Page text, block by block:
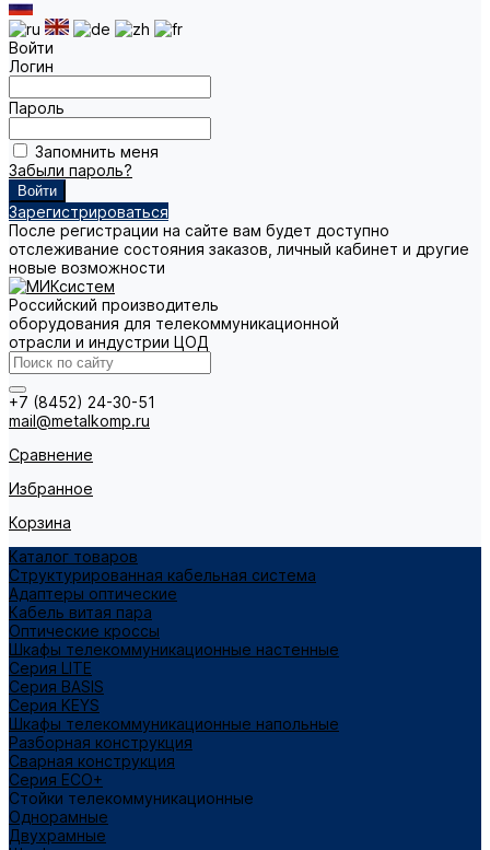
Войти
Логин
Пароль
Запомнить меня
Забыли пароль?
Зарегистрироваться
После регистрации на сайте вам будет доступно
отслеживание состояния заказов, личный кабинет и другие
новые возможности
Российский производитель
оборудования для телекоммуникационной
отрасли и индустрии ЦОД
+7 (8452) 24-30-51
mail@metalkomp.ru
Сравнение
Избранное
Корзина
Каталог товаров
Структурированная кабельная система
Адаптеры оптические
Кабель витая пара
Оптические кроссы
Шкафы телекоммуникационные настенные
Cерия LITE
Cерия BASIS
Cерия KEYS
Шкафы телекоммуникационные напольные
Разборная конструкция
Сварная конструкция
Серия ECO+
Стойки телекоммуникационные
Однорамные
Двухрамные